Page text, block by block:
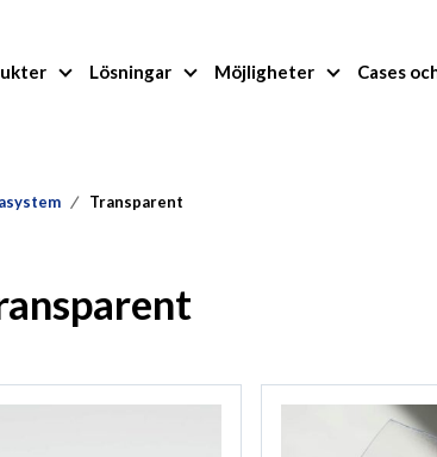
Lösningar Möjligheter Cases
Transparent